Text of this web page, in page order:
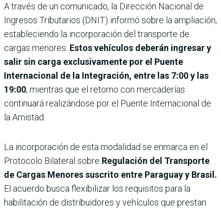
A través de un comunicado, la Dirección Nacional de
Ingresos Tributarios (DNIT) informó sobre la ampliación,
estableciendo la incorporación del transporte de
cargas menores. Estos vehículos deberán ingresar y
salir sin carga exclusivamente por el Puente
Internacional de la Integración, entre las 7:00 y las
19:00, mientras que el retorno con mercaderías
continuará realizándose por el Puente Internacional de
la Amistad.
La incorporación de esta modalidad se enmarca en el
Protocolo Bilateral sobre Regulación del Transporte
de Cargas Menores suscrito entre Paraguay y Brasil.
El acuerdo busca flexibilizar los requisitos para la
habilitación de distribuidores y vehículos que prestan